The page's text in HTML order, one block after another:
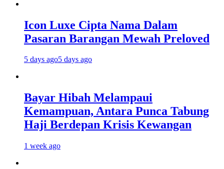
Icon Luxe Cipta Nama Dalam
Pasaran Barangan Mewah Preloved
5 days ago5 days ago
Bayar Hibah Melampaui
Kemampuan, Antara Punca Tabung
Haji Berdepan Krisis Kewangan
1 week ago